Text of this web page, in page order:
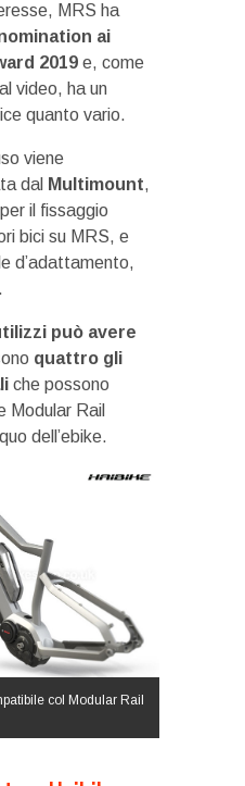
MRS ha
ai
2019 e, come
video, ha un
quanto vario.
viene
dal Multimount,
il fissaggio
bici su MRS, e
d’adattamento,
può avere
quattro gli
che possono
Modular Rail
dell’ebike.
col Modular Rail